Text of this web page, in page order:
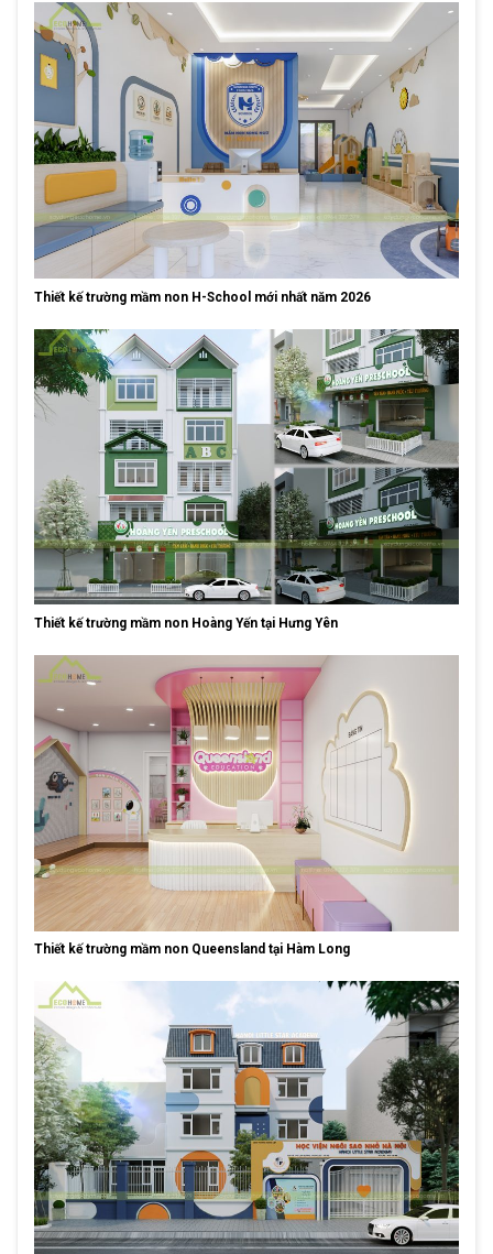
Thiết kế trường mầm non H-School mới nhất năm 2026
Thiết kế trường mầm non Hoàng Yến tại Hưng Yên
Thiết kế trường mầm non Queensland tại Hàm Long